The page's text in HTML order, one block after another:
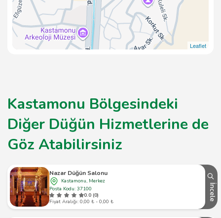
Leaflet
Kastamonu Bölgesindeki
Diğer Düğün Hizmetlerine de
Göz Atabilirsiniz
Nazar Düğün Salonu
Kastamonu, Merkez
Posta Kodu: 37100
0.0 (0)
Fiyat Aralığı: 0,00 ₺ - 0,00 ₺
İncele